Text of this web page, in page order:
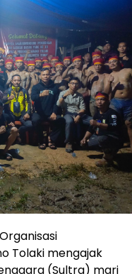
Organisasi
Tolaki mengajak
(Sultra) mari